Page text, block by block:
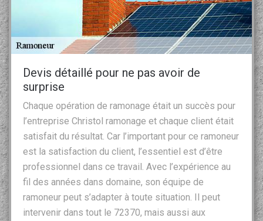
Devis détaillé pour ne pas avoir de
surprise
Chaque opération de ramonage était un succès pour
l’entreprise Christol ramonage et chaque client était
satisfait du résultat. Car l’important pour ce ramoneur
est la satisfaction du client, l’essentiel est d’être
professionnel dans ce travail. Avec l’expérience au
fil des années dans domaine, son équipe de
ramoneur peut s’adapter à toute situation. Il peut
intervenir dans tout le 72370, mais aussi aux